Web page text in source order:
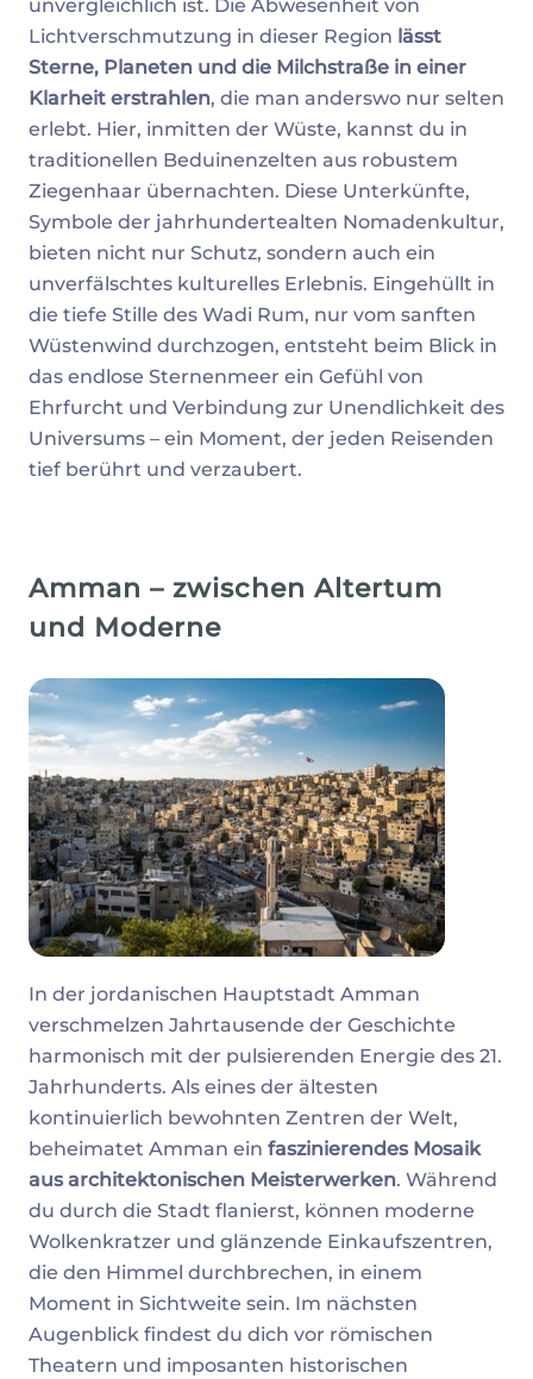
unvergleichlich ist. Die Abwesenheit von
Lichtverschmutzung in dieser Region lässt
Sterne, Planeten und die Milchstraße in einer
Klarheit erstrahlen, die man anderswo nur selten
erlebt. Hier, inmitten der Wüste, kannst du in
traditionellen Beduinenzelten aus robustem
Ziegenhaar übernachten. Diese Unterkünfte,
Symbole der jahrhundertealten Nomadenkultur,
bieten nicht nur Schutz, sondern auch ein
unverfälschtes kulturelles Erlebnis. Eingehüllt in
die tiefe Stille des Wadi Rum, nur vom sanften
Wüstenwind durchzogen, entsteht beim Blick in
das endlose Sternenmeer ein Gefühl von
Ehrfurcht und Verbindung zur Unendlichkeit des
Universums – ein Moment, der jeden Reisenden
tief berührt und verzaubert.
Amman – zwischen Altertum
und Moderne
In der jordanischen Hauptstadt Amman
verschmelzen Jahrtausende der Geschichte
harmonisch mit der pulsierenden Energie des 21.
Jahrhunderts. Als eines der ältesten
kontinuierlich bewohnten Zentren der Welt,
beheimatet Amman ein faszinierendes Mosaik
aus architektonischen Meisterwerken. Während
du durch die Stadt flanierst, können moderne
Wolkenkratzer und glänzende Einkaufszentren,
die den Himmel durchbrechen, in einem
Moment in Sichtweite sein. Im nächsten
Augenblick findest du dich vor römischen
Theatern und imposanten historischen